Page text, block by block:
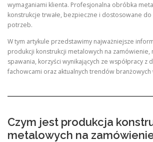
wymaganiami klienta. Profesjonalna obróbka
konstrukcje trwałe, bezpieczne i dostosowane
potrzeb.
W tym artykule przedstawimy najważniejsze
produkcji konstrukcji metalowych na zamówienie,
spawania, korzyści wynikających ze współpracy z
fachowcami oraz aktualnych trendów branżowych
Czym jest produkcja
metalowych na